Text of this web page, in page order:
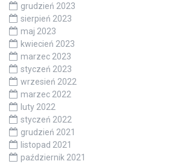
grudzień 2023
sierpień 2023
maj 2023
kwiecień 2023
marzec 2023
styczeń 2023
wrzesień 2022
marzec 2022
luty 2022
styczeń 2022
grudzień 2021
listopad 2021
październik 2021